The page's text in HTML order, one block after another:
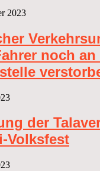
2023
noch an
der
Volksfest